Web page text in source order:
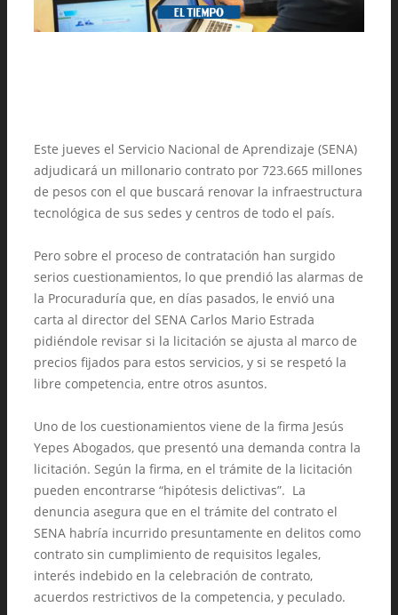
Este jueves el Servicio Nacional de Aprendizaje (SENA)
adjudicará un millonario contrato por 723.665 millones
de pesos con el que buscará renovar la infraestructura
tecnológica de sus sedes y centros de todo el país.
Pero sobre el proceso de contratación han surgido
serios cuestionamientos, lo que prendió las alarmas de
la Procuraduría que, en días pasados, le envió una
carta al director del SENA Carlos Mario Estrada
pidiéndole revisar si la licitación se ajusta al marco de
precios fijados para estos servicios, y si se respetó la
libre competencia, entre otros asuntos.
Uno de los cuestionamientos viene de la firma Jesús
Yepes Abogados, que presentó una demanda contra la
licitación. Según la firma, en el trámite de la licitación
pueden encontrarse “hipótesis delictivas”. La
denuncia asegura que en el trámite del contrato el
SENA habría incurrido presuntamente en delitos como
contrato sin cumplimiento de requisitos legales,
interés indebido en la celebración de contrato,
acuerdos restrictivos de la competencia, y peculado.